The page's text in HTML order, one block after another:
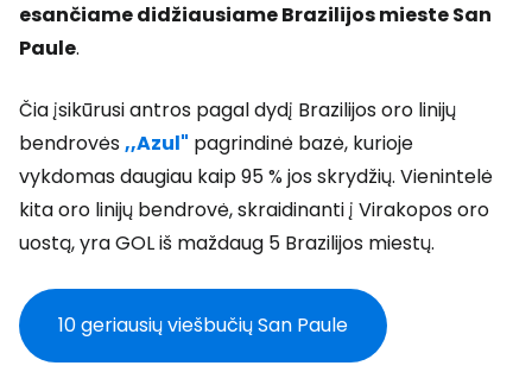
esančiame didžiausiame Brazilijos mieste San
Paule.
Čia įsikūrusi antros pagal dydį Brazilijos oro linijų
bendrovės,,Azul" pagrindinė bazė, kurioje
vykdomas daugiau kaip 95 % jos skrydžių. Vienintelė
kita oro linijų bendrovė, skraidinanti į Virakopos oro
uostą, yra GOL iš maždaug 5 Brazilijos miestų.
10 geriausių viešbučių San Paule